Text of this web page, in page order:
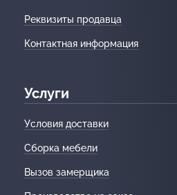
Реквизиты продавца
Контактная информация
Услуги
Условия доставки
Сборка мебели
Вызов замерщика